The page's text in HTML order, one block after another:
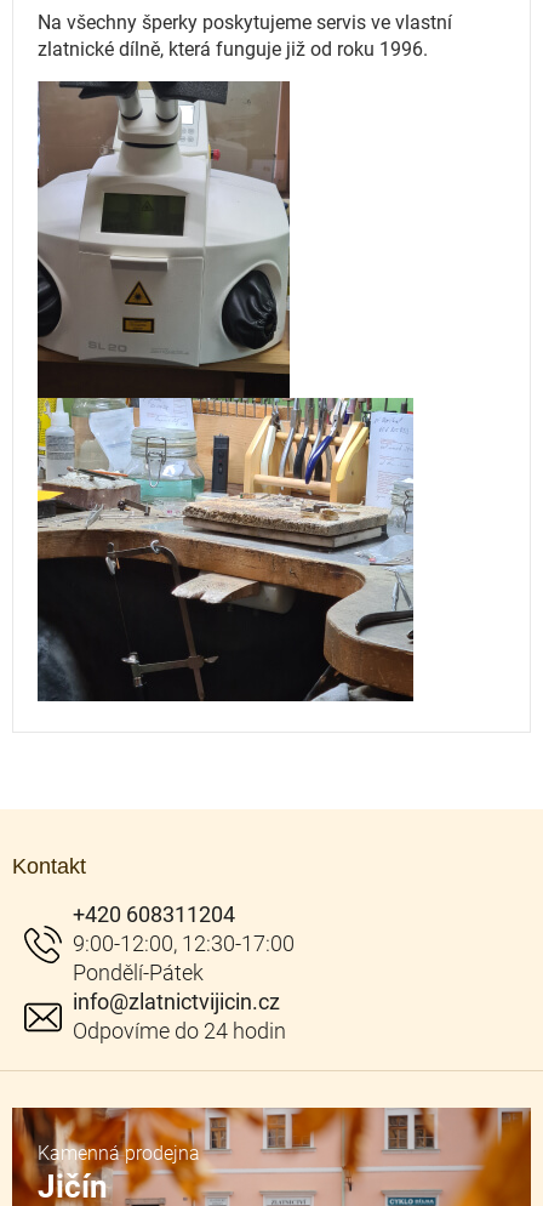
Na všechny šperky poskytujeme servis ve vlastní
zlatnické dílně, která funguje již od roku 1996.
Kontakt
info@zlatnictvijicin.cz
+420 608311204
Kamenná prodejna
Jičín